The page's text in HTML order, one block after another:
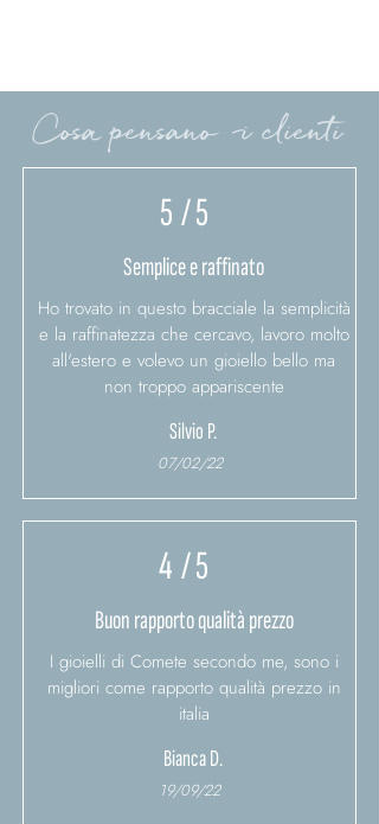
Cosa pensano i clienti
5/ 5
Semplice e raffinato
Ho trovato in questo bracciale la semplicità
e la raffinatezza che cercavo, lavoro molto
all'estero e volevo un gioiello bello ma
non troppo appariscente
Silvio P.
07/02/22
4/ 5
Buon rapporto qualità prezzo
I gioielli di Comete secondo me, sono i
migliori come rapporto qualità prezzo in
italia
Bianca D.
19/09/22